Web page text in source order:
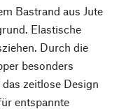
Bastrand aus Jute
Elastische
Durch die
besonders
zeitlose Design
entspannte